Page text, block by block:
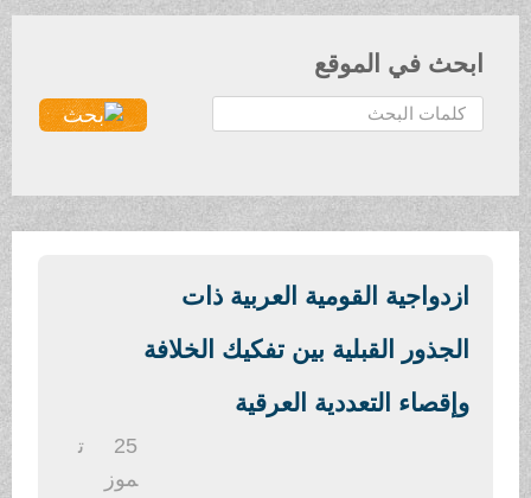
ابحث في الموقع
ح
ث
ازدواجية القومية العربية ذات
الجذور القبلية بين تفكيك الخلافة
وإقصاء التعددية العرقية
موز